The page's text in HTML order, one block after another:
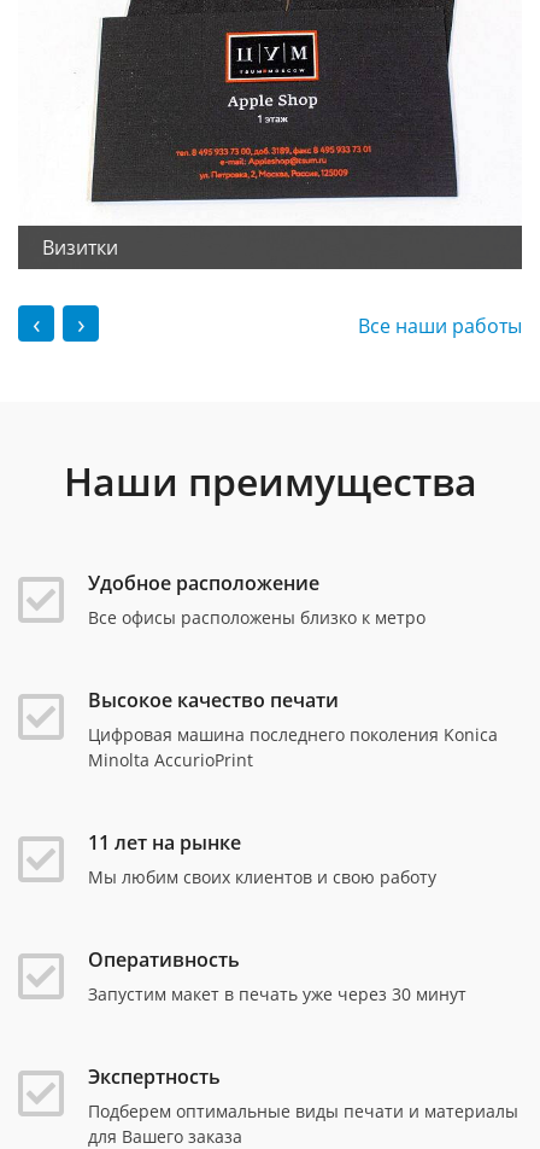
Визитки
‹ › Все наши работы
Наши преимущества
Удобное расположение
Все офисы расположены близко к метро
Высокое качество печати
Цифровая машина последнего поколения Konica
Minolta AccurioPrint
11 лет на рынке
Мы любим своих клиентов и свою работу
Оперативность
Запустим макет в печать уже через 30 минут
Экспертность
Подберем оптимальные виды печати и материалы
для Вашего заказа